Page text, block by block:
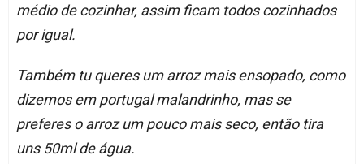
médio de cozinhar, assim ficam todos cozinhados
por igual.
Também tu queres um arroz mais ensopado, como
dizemos em portugal malandrinho, mas se
preferes o arroz um pouco mais seco, então tira
uns 50ml de água.